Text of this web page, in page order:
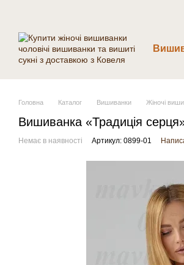
Головна Каталог Вишиванки Жіночі
Вишиванка «Традиція
Немає в наявності Артикул: 0899-01